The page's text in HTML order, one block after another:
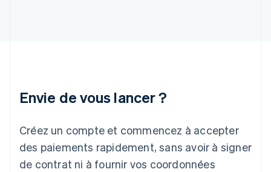
Envie de vous lancer ?
Créez un compte et commencez à accepter
des paiements rapidement, sans avoir à signer
de contrat ni à fournir vos coordonnées
Japon
Lettonie
English
Liechtenstein
DeutschEnglish